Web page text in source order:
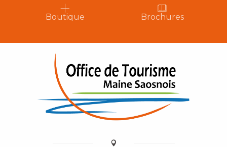
Boutique Brochures